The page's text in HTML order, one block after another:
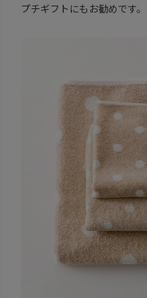
プチギフトにもお勧めです。